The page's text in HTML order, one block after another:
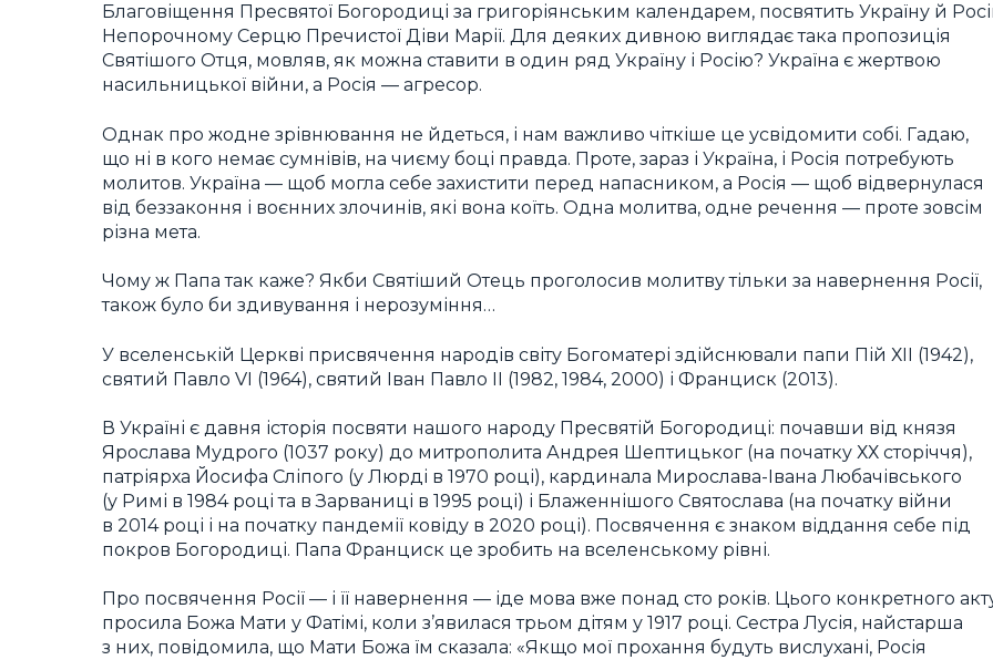
Благовіщення Пресвятої Богородиці за григоріянським календарем, посвятить Україну й
Непорочному Серцю Пречистої Діви Марії. Для деяких дивною виглядає така пропозиція
Святішого Отця, мовляв, як можна ставити в один ряд Україну і Росію? Україна є жертвою
насильницької війни, а Росія — агресор.
Однак про жодне зрівнювання не йдеться, і нам важливо чіткіше це усвідомити собі. Гадаю,
що ні в кого немає сумнівів, на чиєму боці правда. Проте, зараз і Україна, і Росія потребують
молитов. Україна — щоб могла себе захистити перед напасником, а Росія — щоб відвернулася
від беззаконня і воєнних злочинів, які вона коїть. Одна молитва, одне речення — проте зовсім
різна мета.
Чому ж Папа так каже? Якби Святіший Отець проголосив молитву тільки за навернення Росії,
також було би здивування і нерозуміння…
У вселенській Церкві присвячення народів світу Богоматері здійснювали папи Пій ХІІ (1942),
святий Павло VI (1964), святий Іван Павло ІІ (1982, 1984, 2000) і Франциск (2013).
В Україні є давня історія посвяти нашого народу Пресвятій Богородиці: почавши від князя
Ярослава Мудрого (1037 року) до митрополита Андрея Шептицьког (на початку ХХ сторіччя),
патріярха Йосифа Сліпого (у Люрді в 1970 році), кардинала Мирослава-Івана Любачівського
(у Римі в 1984 році та в Зарваниці в 1995 році) і Блаженнішого Святослава (на початку війни
в 2014 році і на початку пандемії ковіду в 2020 році). Посвячення є знаком віддання себе під
покров Богородиці. Папа Франциск це зробить на вселенському рівні.
Про посвячення Росії — і її навернення — іде мова вже понад сто років. Цього конкретного
просила Божа Мати у Фатімі, коли з’явилася трьом дітям у 1917 році. Сестра Лусія, найстарша
з них, повідомила, що Мати Божа їм сказала: «Якщо мої прохання будуть вислухані, Росія